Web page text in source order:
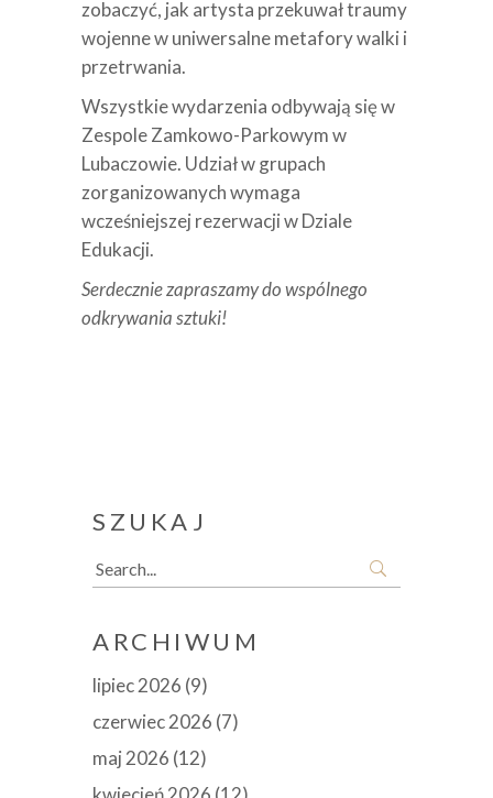
zobaczyć, jak artysta przekuwał traumy
wojenne w uniwersalne metafory walki i
przetrwania.
Wszystkie wydarzenia odbywają się w
Zespole Zamkowo-Parkowym w
Lubaczowie. Udział w grupach
zorganizowanych wymaga
wcześniejszej rezerwacji w Dziale
Edukacji.
Serdecznie zapraszamy do wspólnego
odkrywania sztuki!
SZUKAJ
Search
for:
ARCHIWUM
lipiec 2026 (9)
czerwiec 2026 (7)
maj 2026 (12)